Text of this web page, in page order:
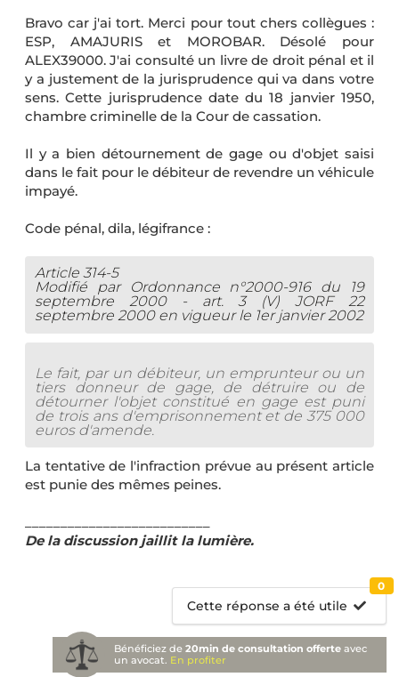
Bravo car j'ai tort. Merci pour tout chers collègues :
ESP, AMAJURIS et MOROBAR. Désolé pour
ALEX39000. J'ai consulté un livre de droit pénal et il
y a justement de la jurisprudence qui va dans votre
sens. Cette jurisprudence date du 18 janvier 1950,
chambre criminelle de la Cour de cassation.
Il y a bien détournement de gage ou d'objet saisi
dans le fait pour le débiteur de revendre un véhicule
impayé.
Code pénal, dila, légifrance :
Article 314-5
Modifié par Ordonnance n°2000-916 du 19
septembre 2000 - art. 3 (V) JORF 22
septembre 2000 en vigueur le 1er janvier 2002
Le fait, par un débiteur, un emprunteur ou un
tiers donneur de gage, de détruire ou de
détourner l'objet constitué en gage est puni
de trois ans d'emprisonnement et de 375 000
euros d'amende.
La tentative de l'infraction prévue au présent article
est punie des mêmes peines.
De la discussion jaillit la lumière.
Cette réponse a été utile
0
Bénéficiez de20min de consultation offerte avec
un avocat. En profiter